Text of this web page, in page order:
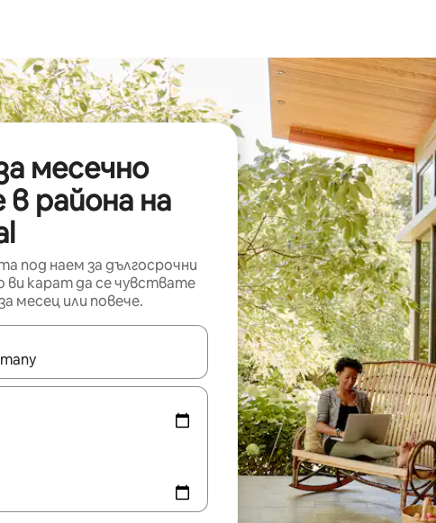
месечно
в района на
под наем за дългосрочни
ви карат да се чувствате
месец или повече.
се покажат, използвайте клавишите със стрелки нагоре и